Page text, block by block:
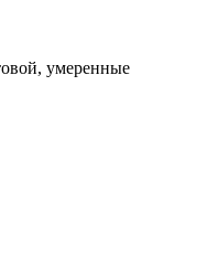
умеренные